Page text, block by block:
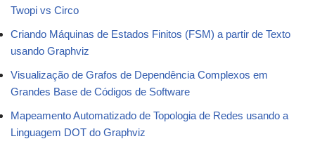
Twopi vs Circo
Criando Máquinas de Estados Finitos (FSM) a partir de Texto
usando Graphviz
Visualização de Grafos de Dependência Complexos em
Grandes Base de Códigos de Software
Mapeamento Automatizado de Topologia de Redes usando a
Linguagem DOT do Graphviz